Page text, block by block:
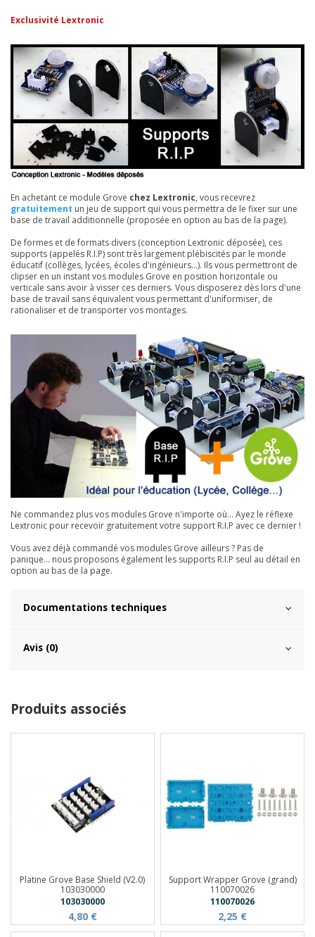
Exclusivité Lextronic
En achetant ce module Grove chez Lextronic, vous recevrez
gratuitement un jeu de support qui vous permettra de le fixer sur une
base de travail additionnelle (proposée en option au bas de la page).
De formes et de formats divers (conception Lextronic déposée), ces
supports (appelés R.I.P) sont très largement plébiscités par le monde
éducatif (collèges, lycées, écoles d'ingénieurs...). Ils vous permettront de
clipser en un instant vos modules Grove en position horizontale ou
verticale sans avoir à visser ces derniers. Vous disposerez dès lors d'une
base de travail sans équivalent vous permettant d'uniformiser, de
rationaliser et de transporter vos montages.
Ne commandez plus vos modules Grove n'importe où... Ayez le réflexe
Lextronic pour recevoir gratuitement votre support R.I.P avec ce dernier !
Vous avez déjà commandé vos modules Grove ailleurs ? Pas de
panique... nous proposons également les supports R.I.P seul au détail en
option au bas de la page.
Documentations techniques
Avis (0)
Produits associés
Platine Grove Base Shield (V2.0)
103030000
103030000
4,80 €
Support Wrapper Grove (grand)
110070026
110070026
2,25 €